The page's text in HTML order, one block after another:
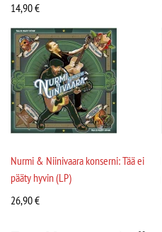
14,90€
Nurmi & Niinivaara konserni: Tää ei
pääty hyvin (LP)
26,90€